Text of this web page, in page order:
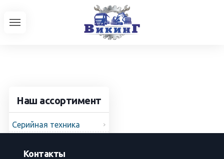
Наш ассортимент
Серийная техника
Автобусы
Контакты